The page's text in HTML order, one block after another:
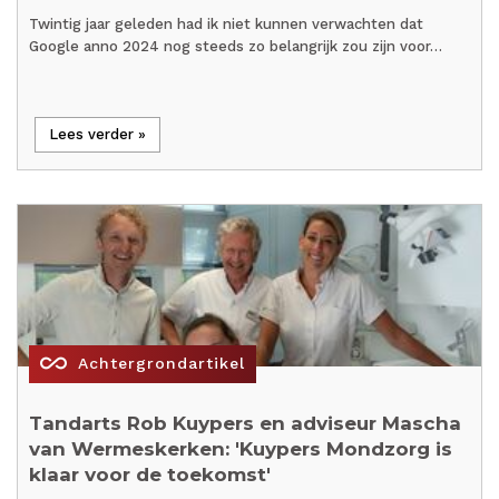
Twintig jaar geleden had ik niet kunnen verwachten dat
Google anno 2024 nog steeds zo belangrijk zou zijn voor…
Lees verder »
all_inclusive Achtergrondartikel
Tandarts Rob Kuypers en adviseur Mascha
van Wermeskerken: 'Kuypers Mondzorg is
klaar voor de toekomst'